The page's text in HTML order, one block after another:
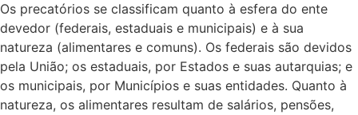
Os precatórios se classificam quanto à esfera do ente
devedor (federais, estaduais e municipais) e à sua
natureza (alimentares e comuns). Os federais são devidos
pela União; os estaduais, por Estados e suas autarquias; e
os municipais, por Municípios e suas entidades. Quanto à
natureza, os alimentares resultam de salários, pensões,